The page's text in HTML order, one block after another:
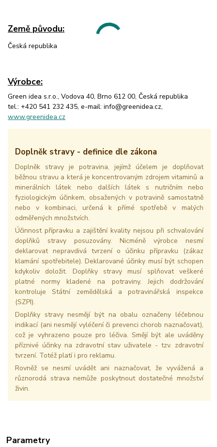
Země původu:
Česká republika
Výrobce:
Green idea s.r.o., Vodova 40, Brno 612 00, Česká republika
tel.: +420 541 232 435, e-mail: info@greenidea.cz,
www.greenidea.cz
Doplněk stravy - definice dle zákona
Doplněk stravy je potravina, jejímž účelem je doplňovat
běžnou stravu a která je koncentrovaným zdrojem vitaminů a
minerálních látek nebo dalších látek s nutričním nebo
fyziologickým účinkem, obsažených v potravině samostatně
nebo v kombinaci, určená k přímé spotřebě v malých
odměřených množstvích.
Účinnost přípravku a zajištění kvality nejsou při schvalování
doplňků stravy posuzovány. Nicméně výrobce nesmí
deklarovat nepravdivá tvrzení o účinku přípravku (zákaz
klamání spotřebitele). Deklarované účinky musí být schopen
kdykoliv doložit. Doplňky stravy musí splňovat veškeré
platné normy kladené na potraviny. Jejich dodržování
kontroluje Státní zemědělská a potravinářská inspekce
(SZPI).
Doplňky stravy nesmějí být na obalu označeny léčebnou
indikací (ani nesmějí vyléčení či prevenci chorob naznačovat),
což je vyhrazeno pouze pro léčiva. Smějí být ale uváděny
příznivé účinky na zdravotní stav uživatele - tzv. zdravotní
tvrzení. Totéž platí i pro reklamu.
Rovněž se nesmí uvádět ani naznačovat, že vyvážená a
různorodá strava nemůže poskytnout dostatečné množství
živin.
Parametry